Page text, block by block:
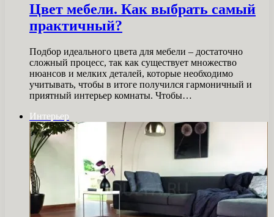
Цвет мебели. Как выбрать самый
практичный?
Подбор идеального цвета для мебели – достаточно
сложный процесс, так как существует множество
нюансов и мелких деталей, которые необходимо
учитывать, чтобы в итоге получился гармоничный и
приятный интерьер комнаты. Чтобы…
Интерьер